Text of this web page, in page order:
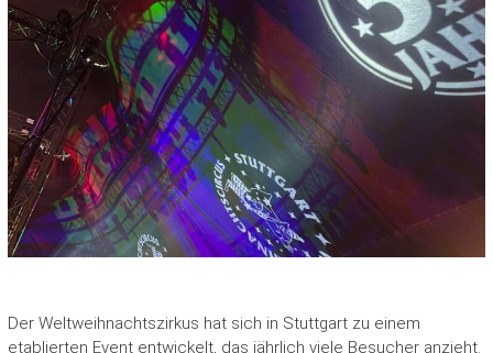
Der Weltweihnachtszirkus hat sich in Stuttgart zu einem
etablierten Event entwickelt, das jährlich viele Besucher anzieht.